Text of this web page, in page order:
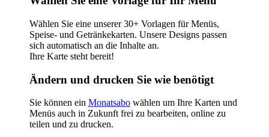
Wählen Sie eine unserer 30+ Vorlagen für Menüs,
Speise- und Getränkekarten. Unsere Designs passen
sich automatisch an die Inhalte an.
Ihre Karte steht bereit!
Ändern und drucken Sie wie benötigt
Sie können ein Monatsabowählen um Ihre Karten und
Menüs auch in Zukunft frei zu bearbeiten, online zu
teilen und zu drucken.